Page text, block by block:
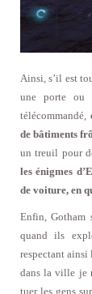
Ainsi, s’il est
une porte ou
télécommandé,
de bâtiments
un treuil pour
les énigmes
de voiture, en
Enfin, Gotham
quand ils
respectant ainsi
dans la ville je
tuer les gens